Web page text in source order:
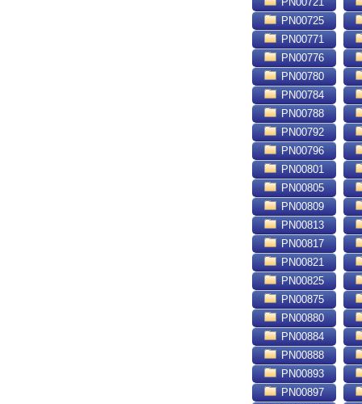
PN00725
PN00771
PN00776
PN00780
PN00784
PN00788
PN00792
PN00796
PN00801
PN00805
PN00809
PN00813
PN00817
PN00821
PN00825
PN00875
PN00880
PN00884
PN00888
PN00893
PN00897